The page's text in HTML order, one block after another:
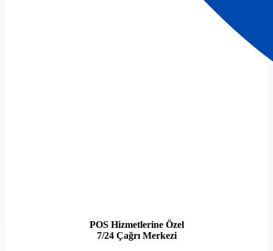
POS Hizmetlerine Özel
7/24 Çağrı Merkezi